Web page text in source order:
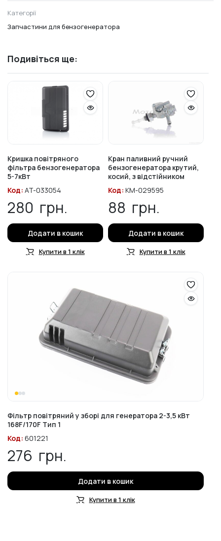
Категорії
Запчастини для бензогенератора
Подивіться ще:
Кришка повітряного
фільтра бензогенератора
5-7кВт
Код: AT-033054
280 грн.
Додати в кошик
Купити в 1 клік
Кран паливний ручний
бензогенератора крутий,
косий, з відстійником
Код: KM-029595
88 грн.
Додати в кошик
Купити в 1 клік
Фільтр повітряний у зборі для генератора 2-3,5 кВт
168F/170F Тип 1
Код: 601221
276 грн.
Додати в кошик
Купити в 1 клік